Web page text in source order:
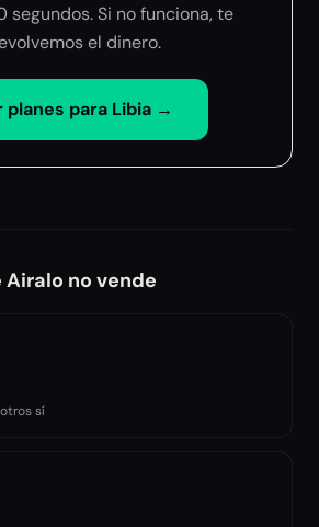
segundos. Si no funciona, te
el dinero.
planes para Libia →
Airalo no vende
sí